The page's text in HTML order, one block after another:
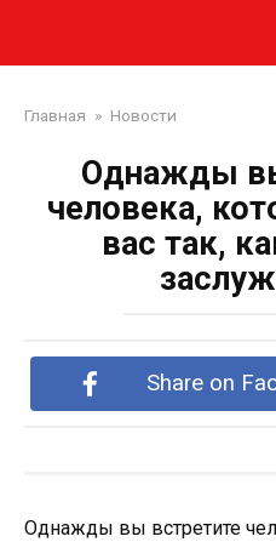
Главная » Новости
Однажды
человека,
вас так,
Share on
Однажды вы встретите